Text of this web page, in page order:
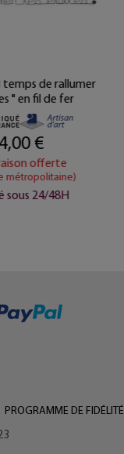
temps de rallumer
" en fil de fer
€
offerte
métropolitaine)
sous 24/48H
PROGRAMME DE FIDÉLITÉ